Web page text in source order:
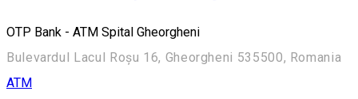
OTP Bank - ATM Spital Gheorgheni
Bulevardul Lacul Roșu 16, Gheorgheni 535500, Romania
ATM